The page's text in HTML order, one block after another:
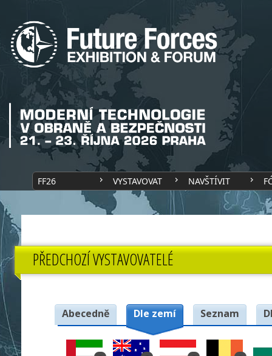
FF26 VYSTAVOVAT NAVŠTÍVIT
PŘEDCHOZÍ VYSTAVOVATELÉ
Abecedně Dle zemí Seznam